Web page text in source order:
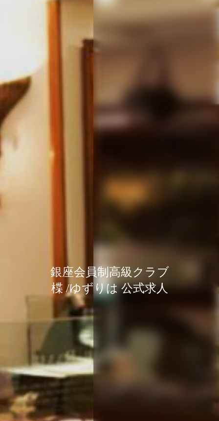
銀座会員制高級クラブ
楪 /ゆずりは 公式求人
銀座会員制高級クラブ
楪 /ゆずりは 公式求人
銀座会員制高級クラブ
楪 /ゆずりは 公式求人